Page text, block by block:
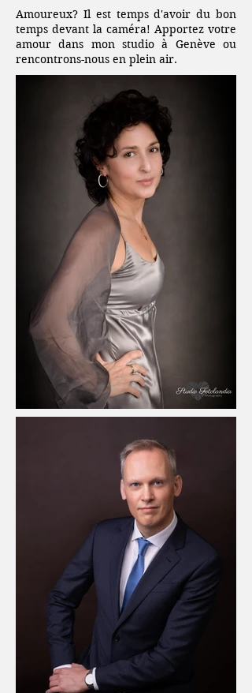
Amoureux? Il est temps d'avoir du bon
temps devant la caméra! Apportez votre
amour dans mon studio à Genève ou
rencontrons-nous en plein air.